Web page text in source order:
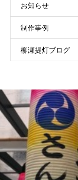
お知らせ
制作事例
柳瀬提灯ブログ